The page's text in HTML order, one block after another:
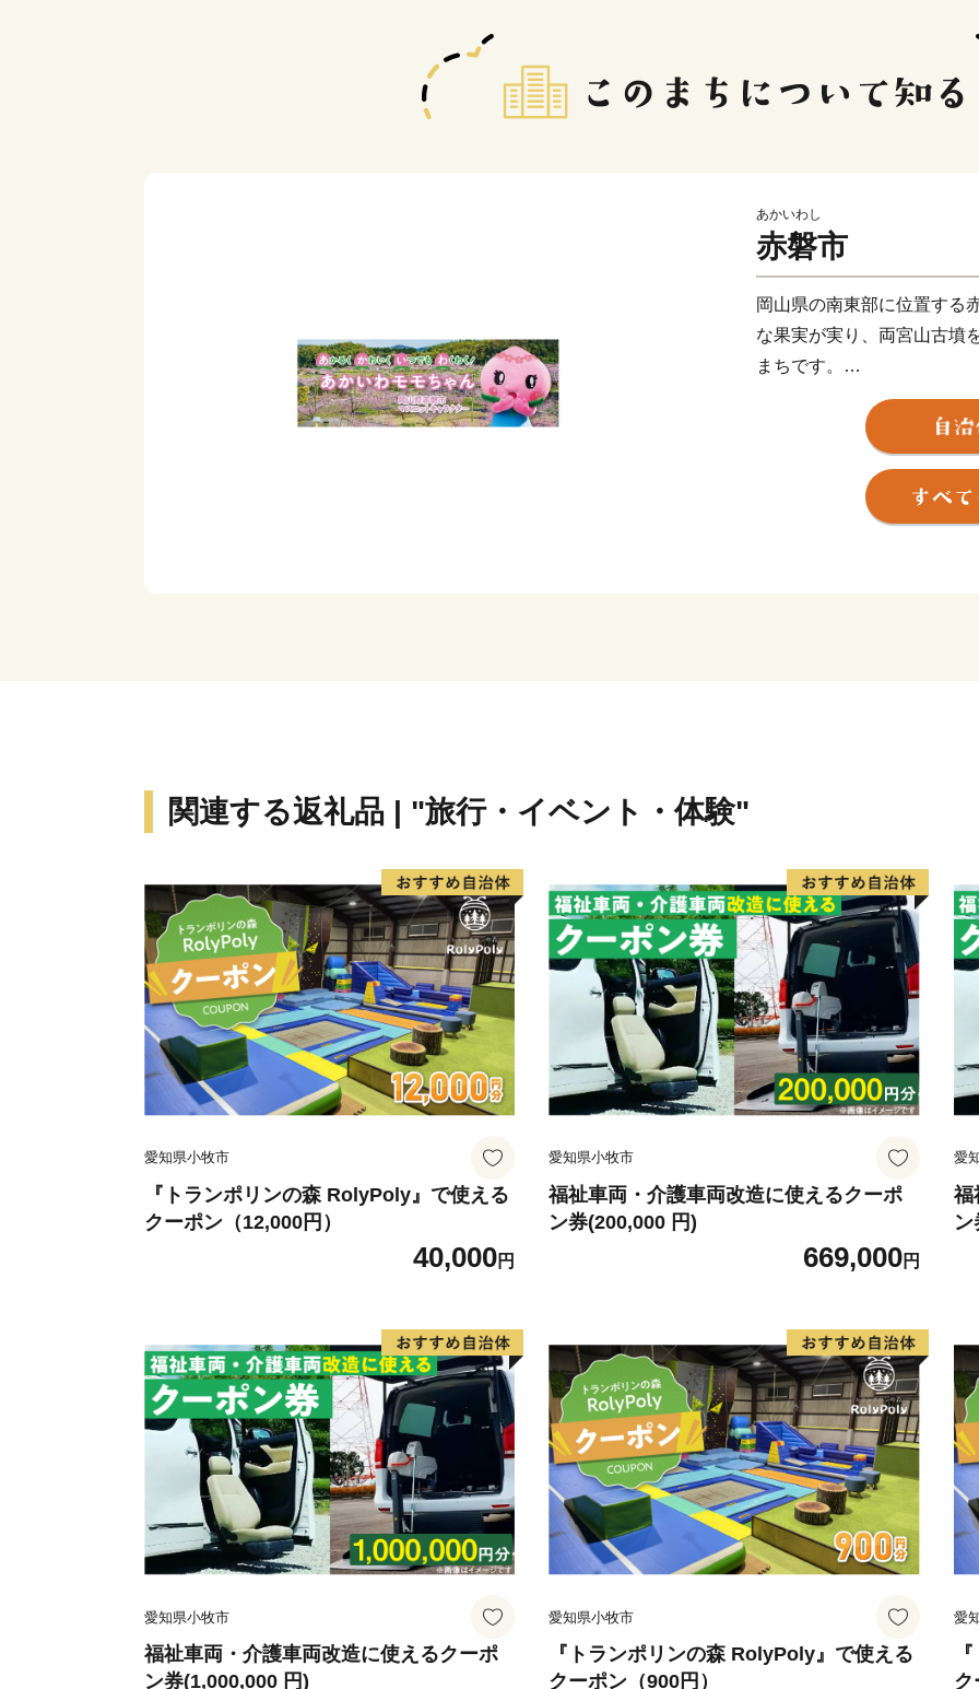
あかいわし
赤磐市
岡山県の南東部に位置する
な果実が実り、両宮山古墳
まちです。
このすばらしい“ふるさと”
笑顔にあふれ、いきいき
現するために、市民と行
関連する返礼品 | "旅行・イベント・体験"
愛知県小牧市
『トランポリンの森 RolyPoly』で使える
クーポン（12,000円）
40,000円
愛知県小牧市
福祉車両・介護車両改造に使えるクーポ
ン券(200,000 円)
669,000円
愛
福
愛知県小牧市
福祉車両・介護車両改造に使えるクーポ
ン券(1,000,000 円)
愛知県小牧市
『トランポリンの森 RolyPoly』で使える
クーポン（900円）
愛
ク